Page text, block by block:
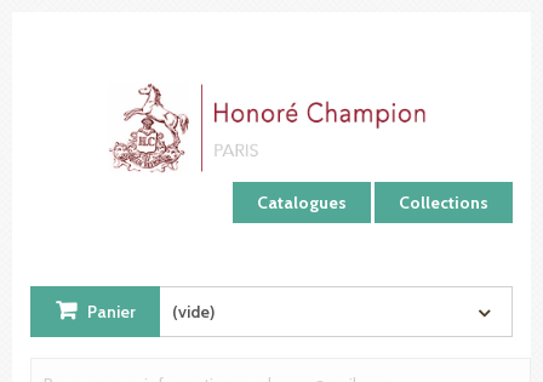
Catalogues Collections
Panier (vide)